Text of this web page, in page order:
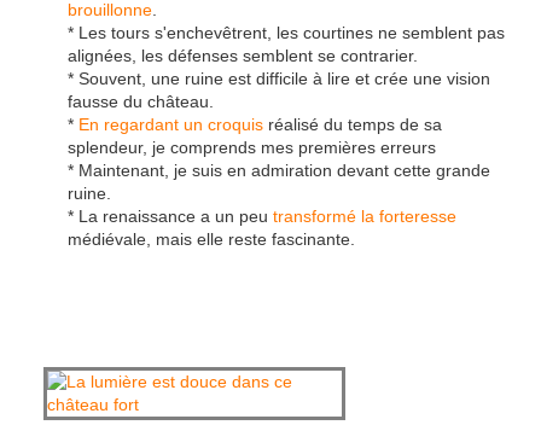
brouillonne
* Les tours s'enchevêtrent, les courtines ne semblent pas
alignées, les défenses semblent se contrarier.
* Souvent, une ruine est difficile à lire et crée une vision
fausse du château.
* En regardant un croquis réalisé du temps de sa
splendeur, je comprends mes premières erreurs
* Maintenant, je suis en admiration devant cette grande
ruine.
* La renaissance a un peu transformé la forteresse
médiévale, mais elle reste fascinante.